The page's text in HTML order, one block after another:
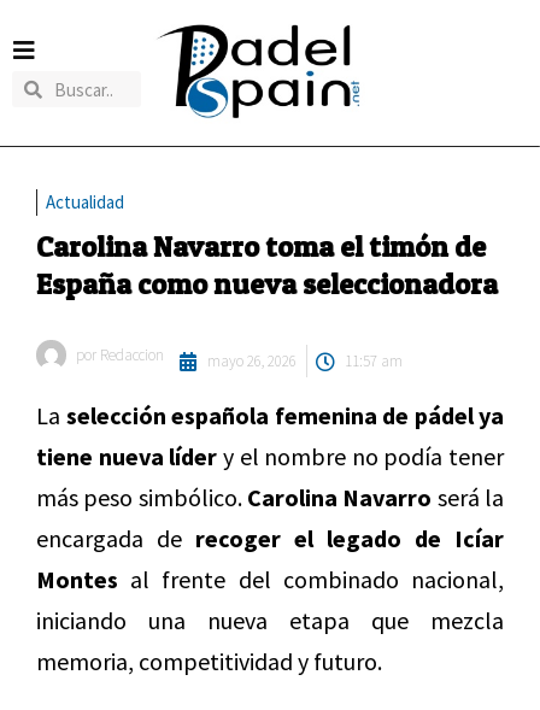
Actualidad
Carolina Navarro toma el timón de
España como nueva seleccionadora
por Redaccion mayo 26, 2026 11:57 am
La selección española femenina de pádel ya
tiene nueva líder y el nombre no podía tener
más peso simbólico. Carolina Navarro será la
encargada de recoger el legado de Icíar
Montes al frente del combinado nacional,
iniciando una nueva etapa que mezcla
memoria, competitividad y futuro.